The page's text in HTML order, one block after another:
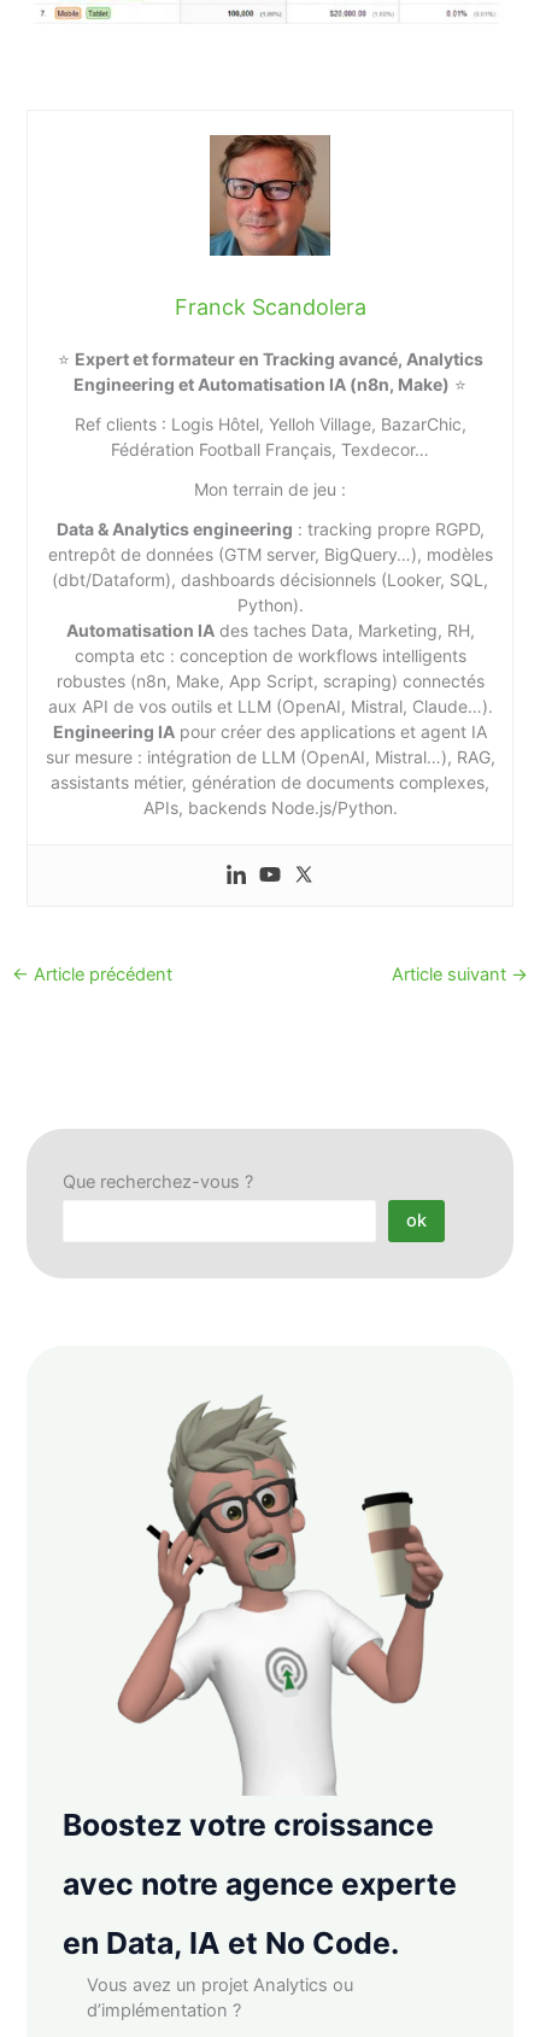
Franck Scandolera
⭐ Expert et formateur en Tracking avancé, Analytics
Engineering et Automatisation IA (n8n, Make) ⭐
Ref clients : Logis Hôtel, Yelloh Village, BazarChic,
Fédération Football Français, Texdecor…
Mon terrain de jeu :
Data & Analytics engineering : tracking propre RGPD,
entrepôt de données (GTM server, BigQuery…), modèles
(dbt/Dataform), dashboards décisionnels (Looker, SQL,
Python).
Automatisation IAdes taches Data, Marketing, RH,
compta etc : conception de workflows intelligents
robustes (n8n, Make, App Script, scraping) connectés
aux API de vos outils et LLM (OpenAI, Mistral, Claude…).
Engineering IA pour créer des applications et agent IA
sur mesure : intégration de LLM (OpenAI, Mistral…), RAG,
assistants métier, génération de documents complexes,
APIs, backends Node.js/Python.
← Article précédent Article suivant →
Que recherchez-vous ?
ok
Boostez votre croissance
avec notre agence experte
en Data, IA et No Code.
Vous avez un projet Analytics ou
d’implémentation ?